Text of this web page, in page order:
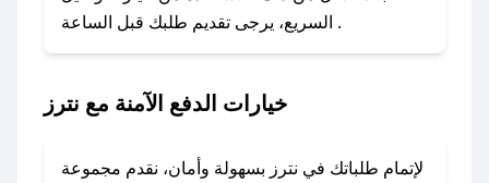
2. الصقه في خانة الدفع عند التسوق من نترز.
لا تقلق! يمكنك التواصل مع فريق دعم صحصح عبر
وسنقوم بحل المشكلة في أسرع وقت ممكن.
السريع، يرجى تقديم طلبك قبل الساعة .
خيارات الدفع الآمنة مع نترز
لإتمام طلباتك في نترز بسهولة وأمان، نقدم مجموعة